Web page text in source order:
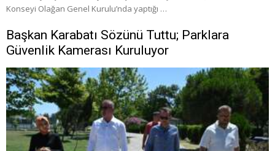
Konseyi Olağan Genel Kurulu’nda yaptığı …
Başkan Karabatı Sözünü Tuttu; Parklara
Güvenlik Kamerası Kuruluyor